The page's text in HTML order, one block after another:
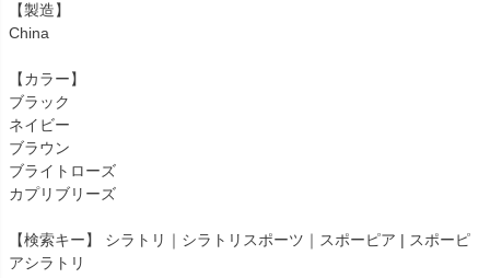
【製造】
China
【カラー】
ブラック
ネイビー
ブラウン
ブライトローズ
カプリブリーズ
【検索キー】 シラトリ｜シラトリスポーツ｜スポーピア | スポーピ
アシラトリ